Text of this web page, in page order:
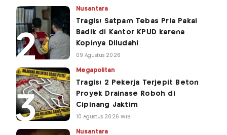
Nusantara
Tragis! Satpam Tebas Pria Pakai
Badik di Kantor KPUD karena
Kopinya Diludahi
09 Agustus 2026
Megapolitan
Tragis! 2 Pekerja Terjepit Beton
Proyek Drainase Roboh di
Cipinang Jaktim
10 Agustus 2026 WIB
Nusantara